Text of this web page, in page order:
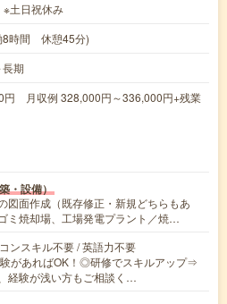
土日祝休み
8時間 休憩45分)
期
円 月収例 328,000円～336,000円+残業
・設備）
図面作成（既存修正・新規どちらもあ
ミ焼却場、工場発電プラント／焼…
ンスキル不要 / 英語力不要
があればOK！◎研修でスキルアップ⇒
経験が浅い方もご相談く…